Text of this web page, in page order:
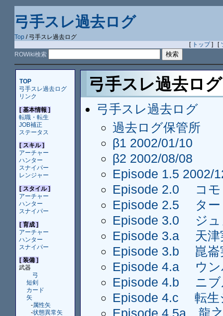
弓手スレ過去ログ
Top / 弓手スレ過去ログ
[ トップ] [
ROWiki検索
TOP
弓手スレ過去ログ
リンク
[ 基本情報 ]
転職・転生
JOB補正
ステータス
[ スキル ]
アーチャー
ハンター
スナイパー
レンジャー
[ スタイル ]
アーチャー
ハンター
スナイパー
[ 育成 ]
アーチャー
ハンター
スナイパー
[ 装備 ]
武器
弓
短剣
カード
矢
-属性矢
-状態異常矢
弓手スレ過去ロ
弓手スレ過去ログ
過去ログ保管所
β1 2002/01/10
β2 2002/08/08
Episode 1.5 2002/
Episode 2.0 コ
Episode 2.5 ター
Episode 3.0 ジュ
Episode 3.a 天
Episode 3.b 崑
Episode 4.a ウ
Episode 4.b ニ
Episode 4.c 転生